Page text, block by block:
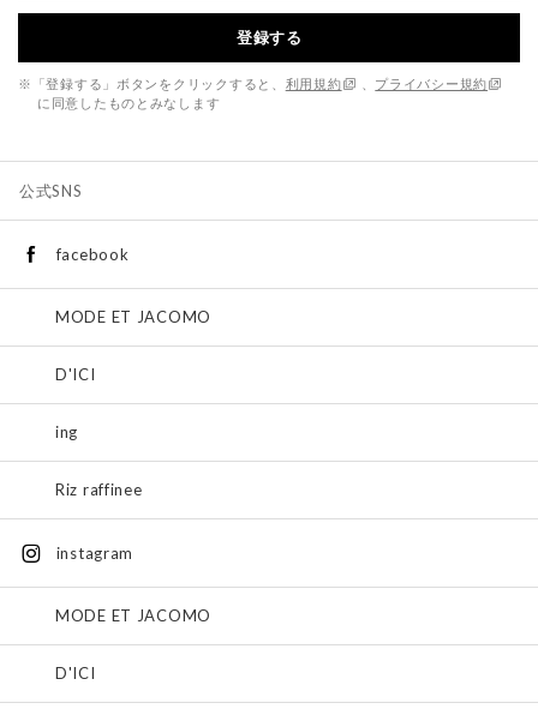
登録する
※「登録する」ボタンをクリックすると、 利用規約
プライバシー規約
に同意したものとみなします
公式SNS
facebook
MODE ET JACOMO
D'ICI
ing
Riz raffinee
instagram
MODE ET JACOMO
D'ICI